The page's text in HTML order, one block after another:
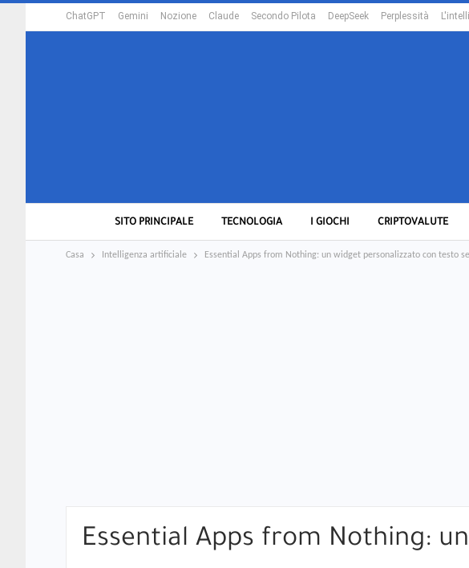
ChatGPT Gemini Nozione Claude Secondo Pilota DeepSeek Perplessità
SITO PRINCIPALE TECNOLOGIA I GIOCHI CRIPTOVALUTE
Casa Intelligenza artificiale Essential Apps from Nothing: un widget personalizzato con testo
Essential Apps from Nothing: